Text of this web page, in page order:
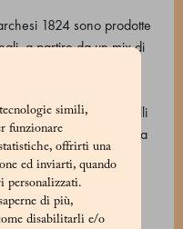
simili,
funzionare
offrirti una
ed inviarti, quando
personalizzati.
di più,
disabilitarli e/o
1824 sono prodotte
a partire da un mix di
comprende i gusti
pompelmo, albicocca,
da delicati cristalli
sono racchiuse in una
160 g.